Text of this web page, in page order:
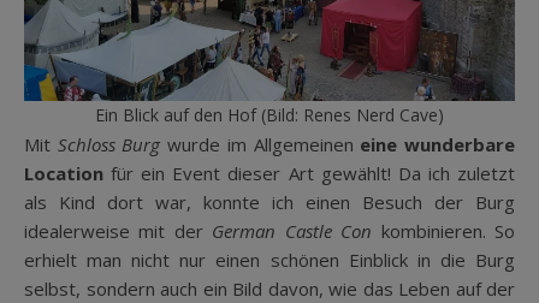
Ein Blick auf den Hof (Bild: Renes Nerd Cave)
Mit Schloss Burg wurde im Allgemeinen eine wunderbare
Location für ein Event dieser Art gewählt! Da ich zuletzt
als Kind dort war, konnte ich einen Besuch der Burg
idealerweise mit der German Castle Con kombinieren. So
erhielt man nicht nur einen schönen Einblick in die Burg
selbst, sondern auch ein Bild davon, wie das Leben auf der